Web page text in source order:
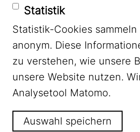
Footer Menu Impressum
Datenschutz
Statistik
Statistik-Cookies
anonym. Diese
zu verstehen, wie unsere
unsere Website nutzen.
Analysetool Matomo.
Auswahl speichern